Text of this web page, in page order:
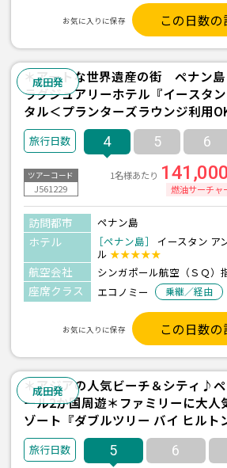
お気に入りに保存 この日数の
成田発
＊アートな世界遺産の街 ペナン島
ラグジュアリーホテル『イースタ
タル＜プランターズラウンジ利用
午前発/シンガポール航空利用/ペ
ン- 2泊4日間/朝食付き≫
4 5 6
ツアーコード
J561229
1名様あたり 141,000
燃油サーチャ
訪問都市 ペナン島
ホテル ［ペナン島］
イースタン ア
ル ★★★★★
航空会社 シンガポール航空（ＳＱ）
座席クラス エコノミー 乗継／経由
お気に入りに保存 この日数の
成田発
＊アジアの人気ビーチ＆シティ♪
ール2か国周遊＊ファミリーに大人
ゾート『ダブルツリー バイ ヒルト
『ヨークホテル/1泊』宿泊 朝食付
ポール航空利用 3泊5日間≫
5 6